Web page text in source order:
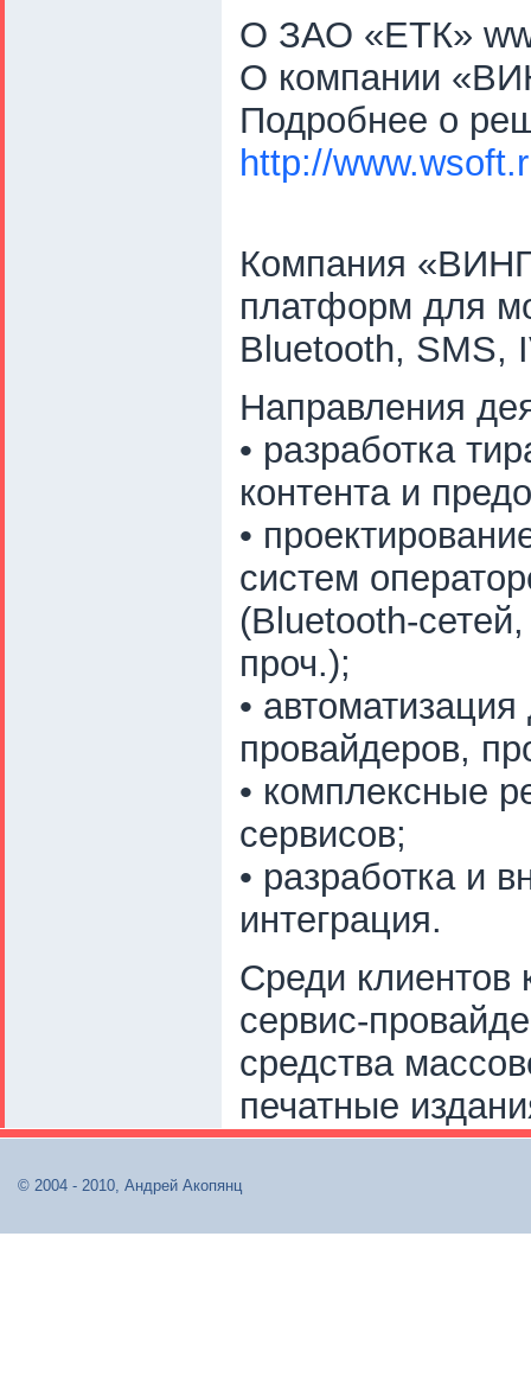
О ЗАО «ЕТК»
О компании
Подробнее о
http://
Компания
платформ для
Bluetooth, SMS,
Направления
• разработка
контента и
•
систем
(Bluetooth-
проч.);
•
провайдеров,
• комплексные
сервисов;
• разработка и
интеграция.
Среди клиентов
сервис-
средства
печатные
© 2004 - 2010, Андрей Акопянц